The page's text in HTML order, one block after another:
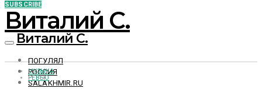
SUBSCRIBE
Виталий С.
Виталий С.
ПОГУЛЯЛ
РОССИЯ
SALAKHMIR.RU
МУЗЫКА
РЕВЬЮ